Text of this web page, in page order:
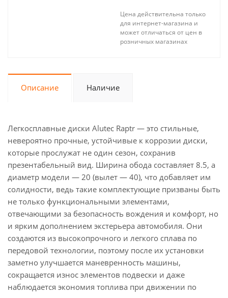
Цена действительна только
для интернет-магазина и
может отличаться от цен в
розничных магазинах
Описание Наличие
Легкосплавные диски Alutec Raptr — это стильные,
невероятно прочные, устойчивые к коррозии диски,
которые прослужат не один сезон, сохранив
презентабельный вид. Ширина обода составляет 8.5, а
диаметр модели — 20 (вылет — 40), что добавляет им
солидности, ведь такие комплектующие призваны быть
не только функциональными элементами,
отвечающими за безопасность вождения и комфорт, но
и ярким дополнением экстерьера автомобиля. Они
создаются из высокопрочного и легкого сплава по
передовой технологии, поэтому после их установки
заметно улучшается маневренность машины,
сокращается износ элементов подвески и даже
наблюдается экономия топлива при движении по